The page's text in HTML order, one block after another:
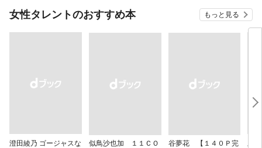
女性タレントのおすすめ本 もっと見る
澄田綾乃 ゴージャスな
似鳥沙也加 １１ＣＯ
谷夢花 【１４０Ｐ完